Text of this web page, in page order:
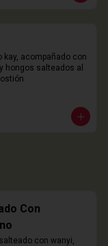
kay, acompañado con
hongos salteados al
Con
con wanyi,